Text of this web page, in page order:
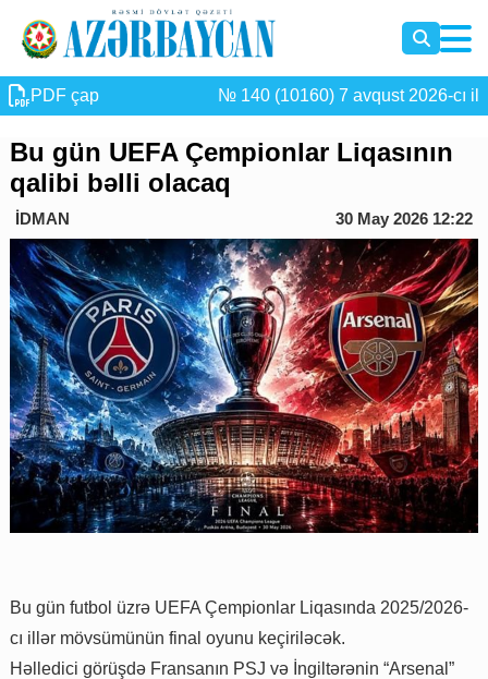
PDF çap № 140 (10160) 7 avqust 2026-cı il
Bu gün UEFA Çempionlar Liqasının
qalibi bəlli olacaq
İDMAN 30 May 2026 12:22
Bu gün futbol üzrə UEFA Çempionlar Liqasında 2025/2026-
cı illər mövsümünün final oyunu keçiriləcək.
Həlledici görüşdə Fransanın PSJ və İngiltərənin “Arsenal”